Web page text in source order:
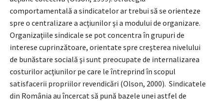
comportamentală a sindicatelor ar trebui să se orienteze
spre o centralizare a acţiunilor şi a modului de organizare.
Organizaţiile sindicale se pot concentra în grupuri de
interese cuprinzătoare, orientate spre creşterea nivelului
de bunăstare socială şi sunt preocupate de internalizarea
costurilor acţiunilor pe care le întreprind în scopul
satisfacerii propriilor revendicări (Olson, 2000). Sindicatele
din România au încercat să pună bazele unei astfel de